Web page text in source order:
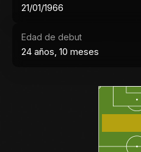
21/01/1966
Edad de debut
24 años, 10 meses